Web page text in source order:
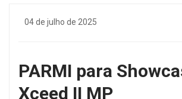
04 de julho de 2025
PARMI para
Xceed II MP